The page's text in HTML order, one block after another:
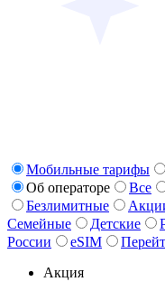
Мобильные тарифы
Об операторе
Все
Безлимитные
Семейные
Детские
России
eSIM
Акция